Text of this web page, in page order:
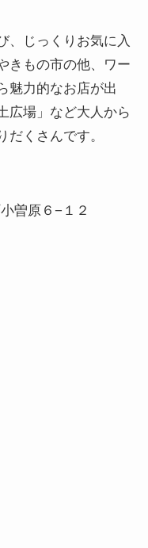
、じっくりお気に入
きもの市の他、ワー
魅力的なお店が出
広場」など大人から
くさんです。
曽原６−１２